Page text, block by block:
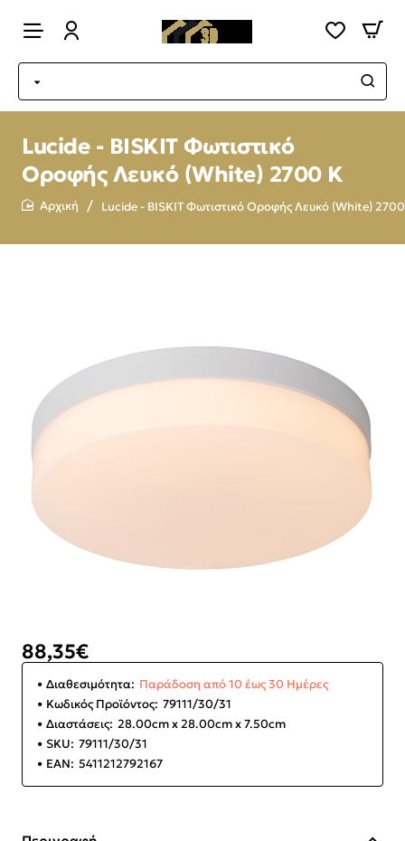
Lucide - BISKIT Φωτιστικό
Οροφής Λευκό (White) 2700 K
Lucide - BISKIT Φωτιστικό Οροφής Λευκό (White)
88,35€
Διαθεσιμότητα: Παράδοση από 10 έως 30 Ημέρες
Κωδικός Προϊόντος: 79111/30/31
Διαστάσεις: 28.00cm x 28.00cm x 7.50cm
SKU: 79111/30/31
EAN: 5411212792167